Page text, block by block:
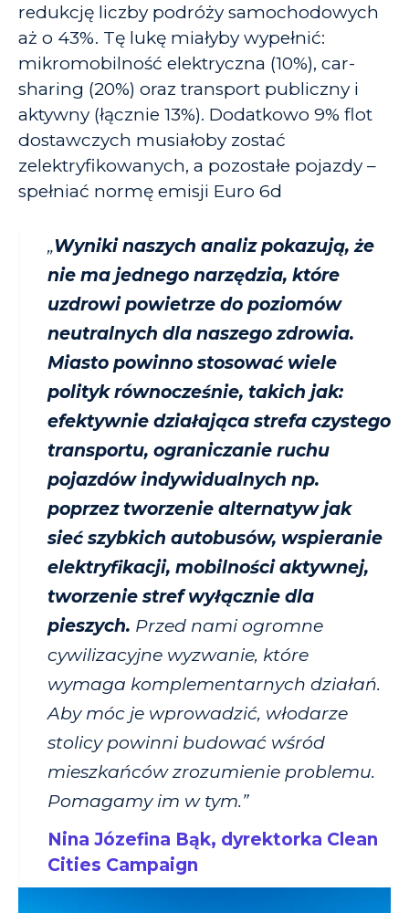
redukcję liczby podróży samochodowych
aż o 43%. Tę lukę miałyby wypełnić:
mikromobilność elektryczna (10%), car-
sharing (20%) oraz transport publiczny i
aktywny (łącznie 13%). Dodatkowo 9% flot
dostawczych musiałoby zostać
zelektryfikowanych, a pozostałe pojazdy –
spełniać normę emisji Euro 6d
„Wyniki naszych analiz pokazują, że
nie ma jednego narzędzia, które
uzdrowi powietrze do poziomów
neutralnych dla naszego zdrowia.
Miasto powinno stosować wiele
polityk równocześnie, takich jak:
efektywnie działająca strefa czystego
transportu, ograniczanie ruchu
pojazdów indywidualnych np.
poprzez tworzenie alternatyw jak
sieć szybkich autobusów, wspieranie
elektryfikacji, mobilności aktywnej,
tworzenie stref wyłącznie dla
pieszych. Przed nami ogromne
cywilizacyjne wyzwanie, które
wymaga komplementarnych działań.
Aby móc je wprowadzić, włodarze
stolicy powinni budować wśród
mieszkańców zrozumienie problemu.
Pomagamy im w tym.”
Nina Józefina Bąk, dyrektorka Clean
Cities Campaign